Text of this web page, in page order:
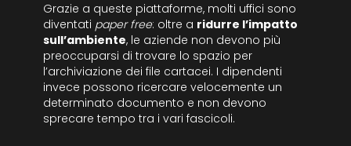
Grazie a queste piattaforme, molti uffici sono
diventati paper free: oltre a ridurre l’impatto
sull’ambiente, le aziende non devono più
preoccuparsi di trovare lo spazio per
l’archiviazione dei file cartacei. I dipendenti
invece possono ricercare velocemente un
determinato documento e non devono
sprecare tempo tra i vari fascicoli.